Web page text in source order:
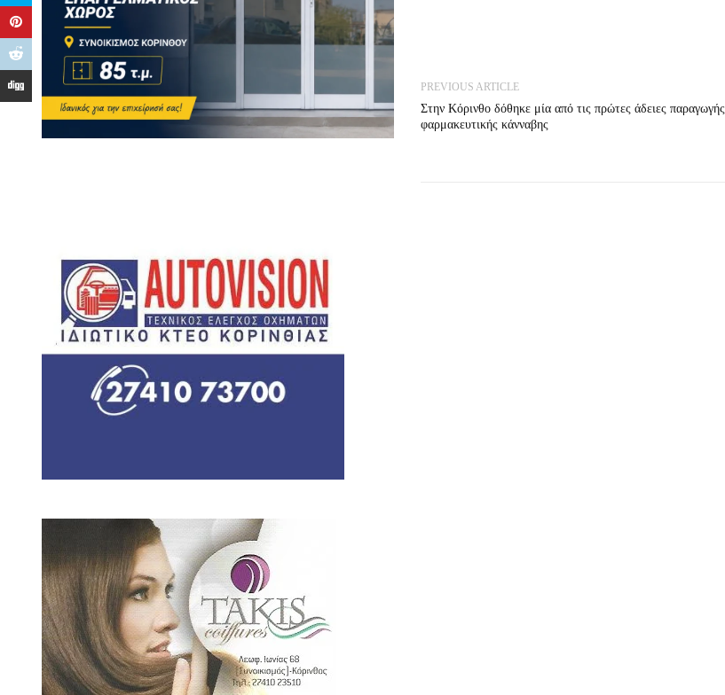
PREVIOUS ARTICLE
Στην Κόρινθο δόθηκε μία από τις πρώτες άδειες παραγωγής
φαρμακευτικής κάνναβης